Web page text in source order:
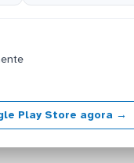
Play Store agora →